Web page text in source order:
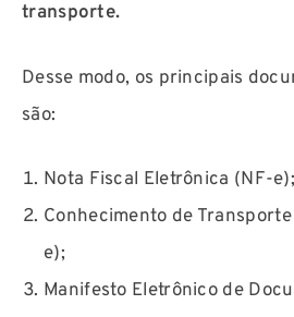
transporte.
Desse modo, os principais
são:
Nota Fiscal Eletrônica (NF-e);
Conhecimento de
e);
Manifesto Eletrônico de